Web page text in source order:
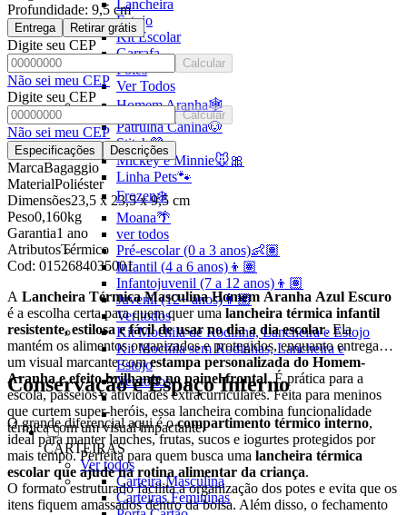
Lancheira
Estojo
Kit Escolar
Garrafa
Potes
Ver Todos
Homem Aranha🕸️
Patrulha Canina🐶
Stitch💜
Mickey e Minnie🐭🎀
Linha Pets🐾
Frozen❄️
Moana🌴
ver todos
Pré-escolar (0 a 3 anos)👶🏽
Infantil (4 a 6 anos)👦🏽
Infantojuvenil (7 a 12 anos)👦🏽
Juvenil (12+ anos)👨🏽
Ver todos
Kit Mochila de Rodinha, Lancheira e Estojo
Kit Mochila sem Rodinhas, Lancheira e
Estojo
Ver todos
CARTEIRAS
Ver todos
Carteira Masculina
Carteiras Femininas
Profundidade: 9,5 cm
Entrega Retirar grátis
Digite seu CEP
Calcular
Não sei meu CEP
Digite seu CEP
Calcular
Não sei meu CEP
Especificações Descrições
MarcaBagaggio
MaterialPoliéster
Dimensões23,5 x 23,5 x 9,5 cm
Peso0,160kg
Garantia1 ano
AtributosTérmico
Cod: 0152684035001
A Lancheira Térmica Masculina Homem Aranha Azul Escuro
é a escolha certa para quem quer uma lancheira térmica infantil
resistente, estilosa e fácil de usar no dia a dia escolar. Ela
mantém os alimentos organizados e protegidos, enquanto entrega
um visual marcante comestampa personalizada do Homem-
Aranha e efeito brilhante no painel frontal. É prática para a
escola, passeios e atividades extracurriculares. Feita para meninos
que curtem super-heróis, essa lancheira combina funcionalidade
térmica com um visual impactante.
Conservação e Espaço Interno
O grande diferencial aqui é ocompartimento térmico interno,
ideal para manter lanches, frutas, sucos e iogurtes protegidos por
mais tempo. Perfeita para quem busca uma lancheira térmica
escolar que ajude na rotina alimentar da criança.
O formato estruturado facilita a organização dos potes e evita que os
itens fiquem amassados dentro da bolsa. Além disso, o fechamento